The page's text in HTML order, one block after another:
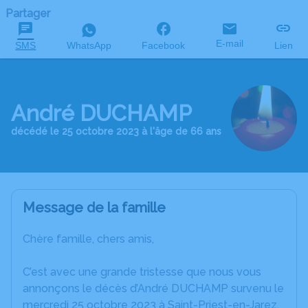
Partager
SMS WhatsApp Facebook E-mail Lien
André DUCHAMP
décédé le 25 octobre 2023 à l'âge de 66 ans
Message de la famille
Chère famille, chers amis,
C’est avec une grande tristesse que nous vous
annonçons le décès d’André DUCHAMP survenu le
mercredi 25 octobre 2023 à Saint-Priest-en-Jarez.